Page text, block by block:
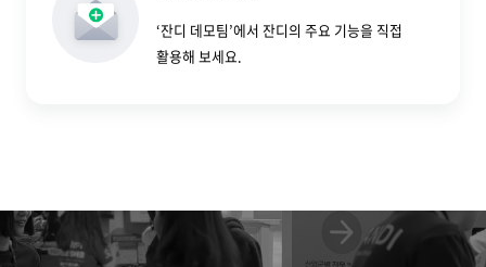
‘잔디 데모팀’에서 잔디의 주요 기능을 직접
활용해 보세요.